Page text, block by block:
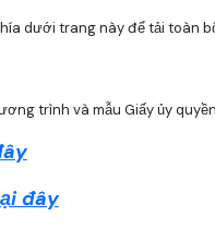
dưới trang này để tải toàn
trình và mẫu Giấy ủy
đây